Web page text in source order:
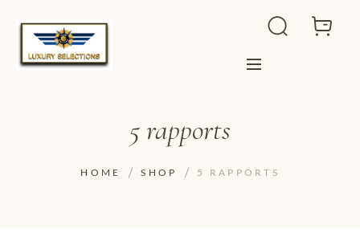
5 rapports
HOME SHOP 5 RAPPORTS